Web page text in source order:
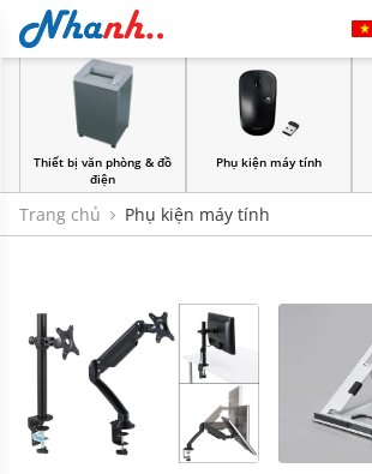
Thiết bị văn phòng & đồ
điện
Phụ kiện máy tính
Trang chủ Phụ kiện máy tính